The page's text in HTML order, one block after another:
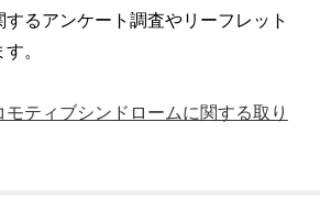
るアンケート調査やリーフレット
。
ティブシンドロームに関する取り